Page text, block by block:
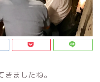
ましたね。